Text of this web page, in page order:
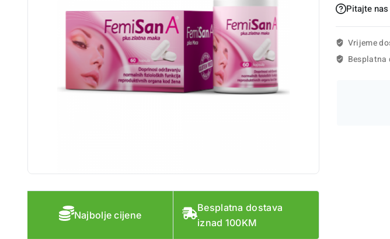
Najbolje cijene
Besplatna dostava
iznad 100KM
Pitajte nas
Vrijeme
Besplatna